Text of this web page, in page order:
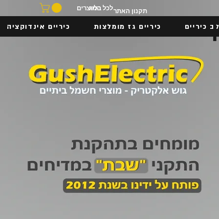
בלוג
לכל המוצרים
כיריים כיריים גז מומלצות כיריים אינדוקציה
תקנון האתר